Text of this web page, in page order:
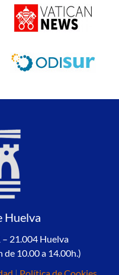
Huelva
21.004 Huelva
10.00 a 14.00h.)